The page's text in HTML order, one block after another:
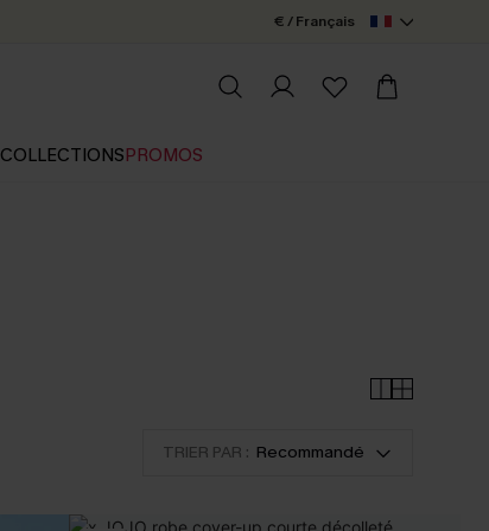
€ / Français
COLLECTIONSPROMOS
TRIER PAR : Recommandé